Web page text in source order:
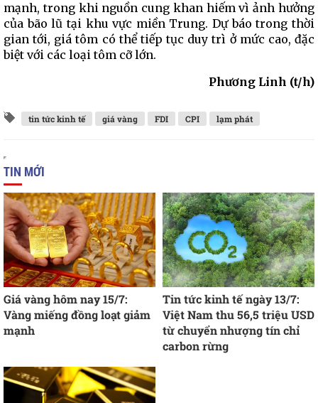
mạnh, trong khi nguồn cung khan hiếm vì ảnh hưởng
của bão lũ tại khu vực miền Trung. Dự báo trong thời
gian tới, giá tôm có thể tiếp tục duy trì ở mức cao, đặc
biệt với các loại tôm cỡ lớn.
Phương Linh (t/h)
tin tức kinh tế giá vàng FDI CPI lạm phát
TIN MỚI
Giá vàng hôm nay 15/7:
Vàng miếng đồng loạt giảm
mạnh
Tin tức kinh tế ngày 13/7:
Việt Nam thu 56,5 triệu USD
từ chuyển nhượng tín chỉ
carbon rừng